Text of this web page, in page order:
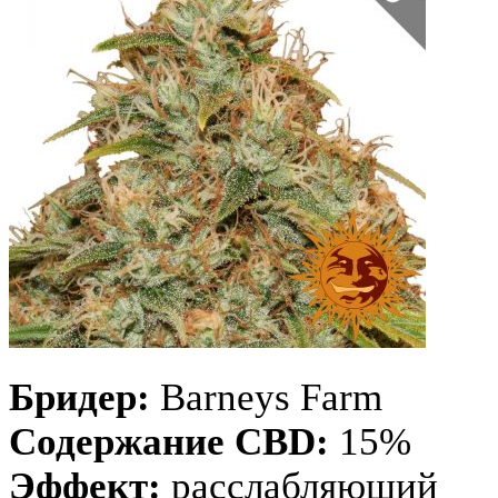
Бридер: Barneys Farm
Содержание CBD: 15%
Эффект: расслабляющий